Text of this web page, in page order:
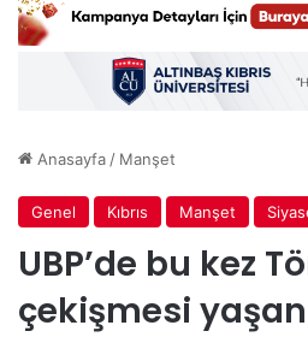
Anasayfa/ Manşet
Genel Kıbrıs Manşet
UBP’de bu kez
çekişmesi